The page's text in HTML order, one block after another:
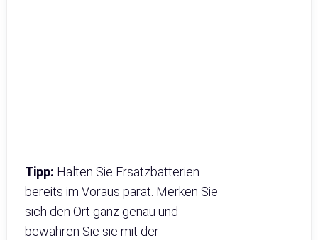
Tipp: Halten Sie Ersatzbatterien
bereits im Voraus parat. Merken Sie
sich den Ort ganz genau und
bewahren Sie sie mit der